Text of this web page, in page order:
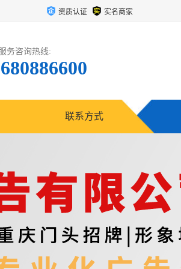
资质认证 实名商家
务咨询热线:
联系方式